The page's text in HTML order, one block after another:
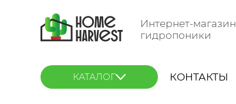
Интернет-магазин
гидропоники
КАТАЛОГ КОНТАКТЫ